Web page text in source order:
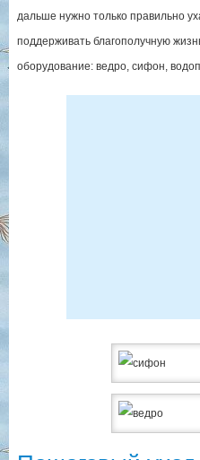
дальше нужно только правильно
поддерживать благополучную
оборудование: ведро, сифон,